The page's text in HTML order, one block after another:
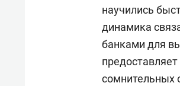
научились
динамика
банками для
сомнительных